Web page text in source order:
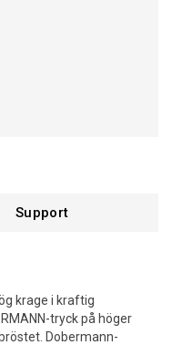
Support
krage i kraftig
tryck på höger
Dobermann-